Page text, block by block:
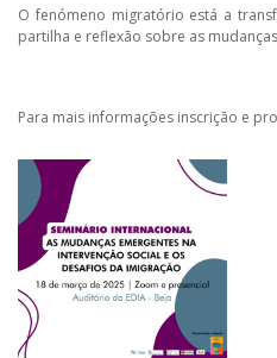
O fenómeno migratório está a
partilha e reflexão sobre as
Para mais informações inscrição e